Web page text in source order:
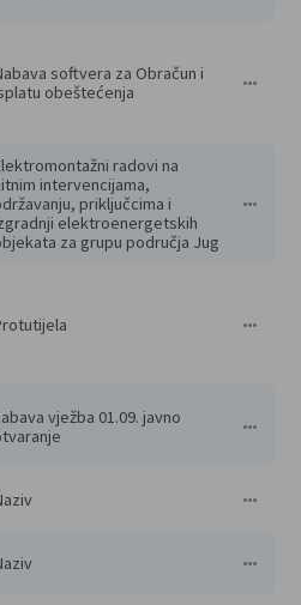
softvera za Obračun i
obeštećenja
08-2026
Usluge
HR050 -
radovi na
intervencijama,
priključcima i
elektroenergetskih
za grupu područja Jug
43-M-19/
Radovi
HR033
EB-56-26
Robe
10.000,00
HR025
vježba 01.09. javno
ev-
Robe
9.500,00
HR034
Usluge
HR050 -
Robe
HR050 -